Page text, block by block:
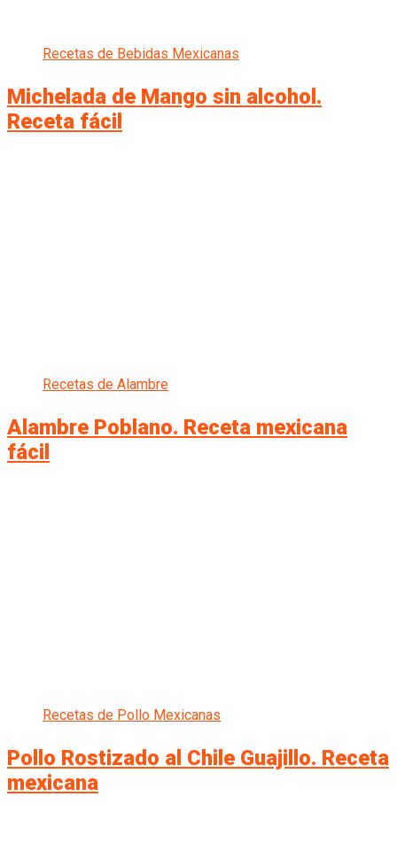
Recetas de Bebidas Mexicanas
Michelada de Mango sin alcohol.
Receta fácil
Recetas de Alambre
Alambre Poblano. Receta mexicana
fácil
Recetas de Pollo Mexicanas
Pollo Rostizado al Chile Guajillo. Receta
mexicana